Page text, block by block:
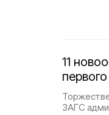
11
ЗАГС